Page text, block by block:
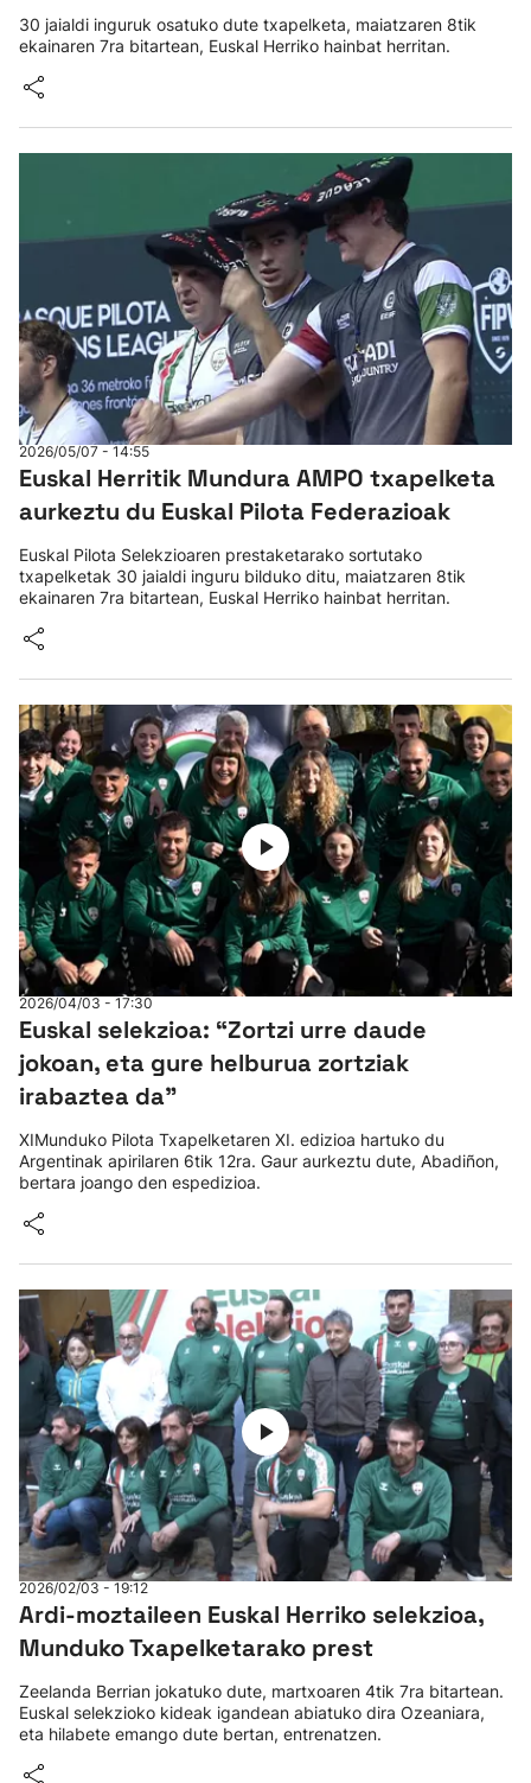
30 jaialdi inguruk osatuko dute txapelketa, maiatzaren 8tik
ekainaren 7ra bitartean, Euskal Herriko hainbat herritan.
2026/05/07 - 14:55
Euskal Herritik Mundura AMPO txapelketa
aurkeztu du Euskal Pilota Federazioak
Euskal Pilota Selekzioaren prestaketarako sortutako
txapelketak 30 jaialdi inguru bilduko ditu, maiatzaren 8tik
ekainaren 7ra bitartean, Euskal Herriko hainbat herritan.
2026/04/03 - 17:30
Euskal selekzioa: “Zortzi urre daude
jokoan, eta gure helburua zortziak
irabaztea da"
XIMunduko Pilota Txapelketaren XI. edizioa hartuko du
Argentinak apirilaren 6tik 12ra. Gaur aurkeztu dute, Abadiñon,
bertara joango den espedizioa.
2026/02/03 - 19:12
Ardi-moztaileen Euskal Herriko selekzioa,
Munduko Txapelketarako prest
Zeelanda Berrian jokatuko dute, martxoaren 4tik 7ra bitartean.
Euskal selekzioko kideak igandean abiatuko dira Ozeaniara,
eta hilabete emango dute bertan, entrenatzen.